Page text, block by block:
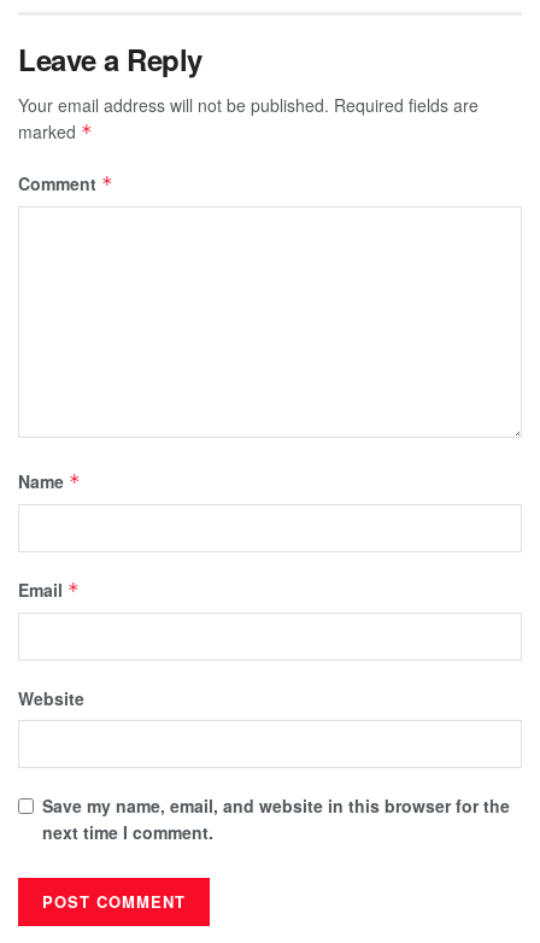
Leave a Reply
Your email address will not be published. Required fields are
marked *
Comment *
Name *
Email *
Website
Save my name, email, and website in this browser for the
next time I comment.